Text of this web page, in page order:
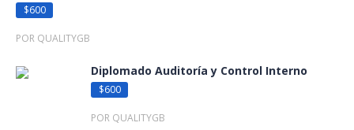
$600
POR QUALITYGB
Diplomado Auditoría y Control Interno
$600
POR QUALITYGB